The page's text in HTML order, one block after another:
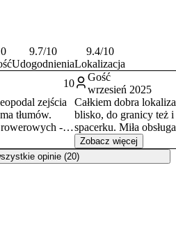
9.7/10
Udogodnienia
9.4/10
Lokalizacja
10
zejścia
tłumów.
-
Gość
wrzesień 2025
Całkiem dobra
blisko, do granicy też
spacerku. Miła
adekwatna do jakości.
Zobacz więcej
opinie (20)